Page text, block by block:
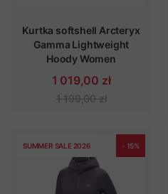
Kurtka softshell Arcteryx
Gamma Lightweight
Hoody Women
1 019,00 zł
1 199,00 zł
SUMMER SALE 2026 - 15%